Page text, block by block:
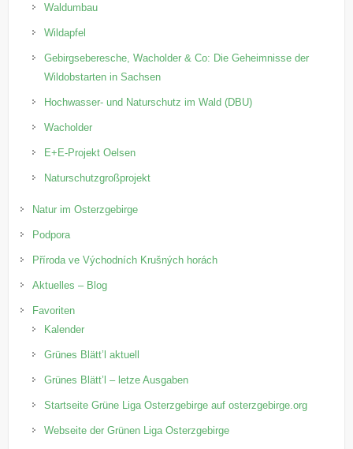
Waldumbau
Wildapfel
Gebirgseberesche, Wacholder & Co: Die Geheimnisse der
Wildobstarten in Sachsen
Hochwasser- und Naturschutz im Wald (DBU)
Wacholder
E+E-Projekt Oelsen
Naturschutzgroßprojekt
Natur im Osterzgebirge
Podpora
Příroda ve Východních Krušných horách
Aktuelles – Blog
Favoriten
Kalender
Grünes Blätt’l aktuell
Grünes Blätt’l – letze Ausgaben
Startseite Grüne Liga Osterzgebirge auf osterzgebirge.org
Webseite der Grünen Liga Osterzgebirge